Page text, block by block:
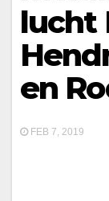
lucht
en
FEB 7, 2019